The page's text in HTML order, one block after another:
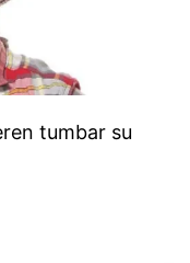
tumbar su